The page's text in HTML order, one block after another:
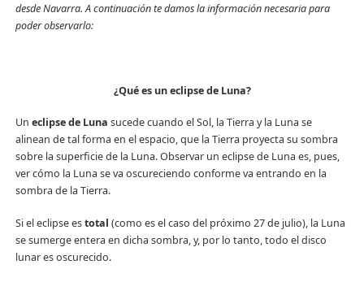
desde Navarra. A continuación te damos la información necesaria para
poder observarlo:
¿Qué es un eclipse de Luna?
Un eclipse de Luna sucede cuando el Sol, la Tierra y la Luna se
alinean de tal forma en el espacio, que la Tierra proyecta su sombra
sobre la superficie de la Luna. Observar un eclipse de Luna es, pues,
ver cómo la Luna se va oscureciendo conforme va entrando en la
sombra de la Tierra.
Si el eclipse estotal (como es el caso del próximo 27 de julio), la Luna
se sumerge entera en dicha sombra, y, por lo tanto, todo el disco
lunar es oscurecido.